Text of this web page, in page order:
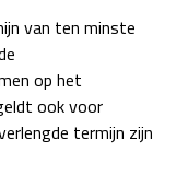
van ten minste
op het
ook voor
termijn zijn